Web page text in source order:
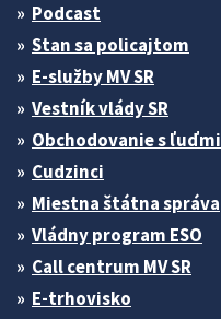
Podcast
Stan sa policajtom
E-služby MV SR
Vestník vlády SR
Obchodovanie s ľuďmi
Cudzinci
Miestna štátna správa
Vládny program ESO
Call centrum MV SR
E-trhovisko